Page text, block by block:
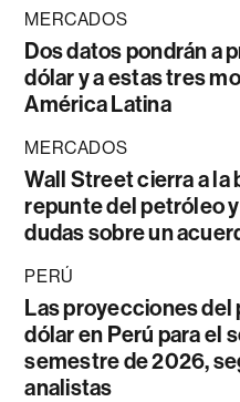
MERCADOS
Dos datos pondrán a
dólar y a estas tres
América Latina
MERCADOS
Wall Street cierra a la
repunte del petróleo
dudas sobre un
PERÚ
Las proyecciones del
dólar en Perú para el
semestre de 2026,
analistas